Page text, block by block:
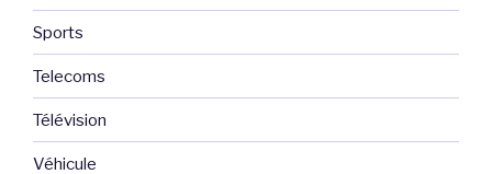
Sports
Telecoms
Télévision
Véhicule